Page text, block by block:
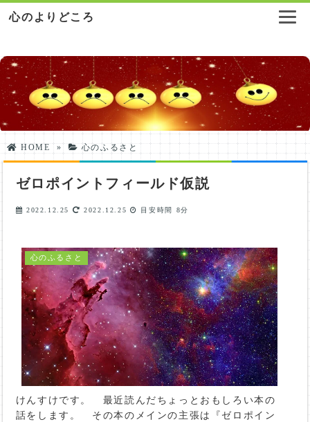
心のよりどころ
HOME » 心のふるさと
ゼロポイントフィールド仮説
2022.12.25 2022.12.25 目安時間 8分
心のふるさと
けんすけです。 最近読んだちょっとおもしろい本の
話をします。 その本のメインの主張は『ゼロポイン